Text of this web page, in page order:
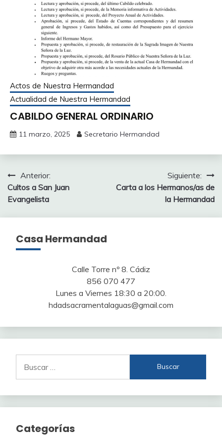
Actos de Nuestra Hermandad
Actualidad de Nuestra Hermandad
CABILDO GENERAL ORDINARIO
11 marzo, 2025 Secretario Hermandad
Navegación
de
entradas
Anterior:
Cultos a San Juan
Evangelista
Siguiente:
Carta a los Hermanos/as de
la Hermandad
Casa Hermandad
Calle Torre nº 8. Cádiz
856 070 477
Lunes a Viernes 18:30 a 20:00.
hdadsacramentalaguas@gmail.com
Categorías